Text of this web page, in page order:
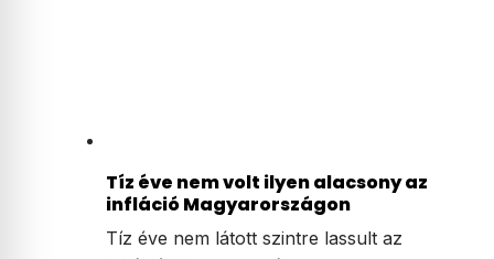
Tíz éve nem volt ilyen alacsony az
infláció Magyarországon
Tíz éve nem látott szintre lassult az